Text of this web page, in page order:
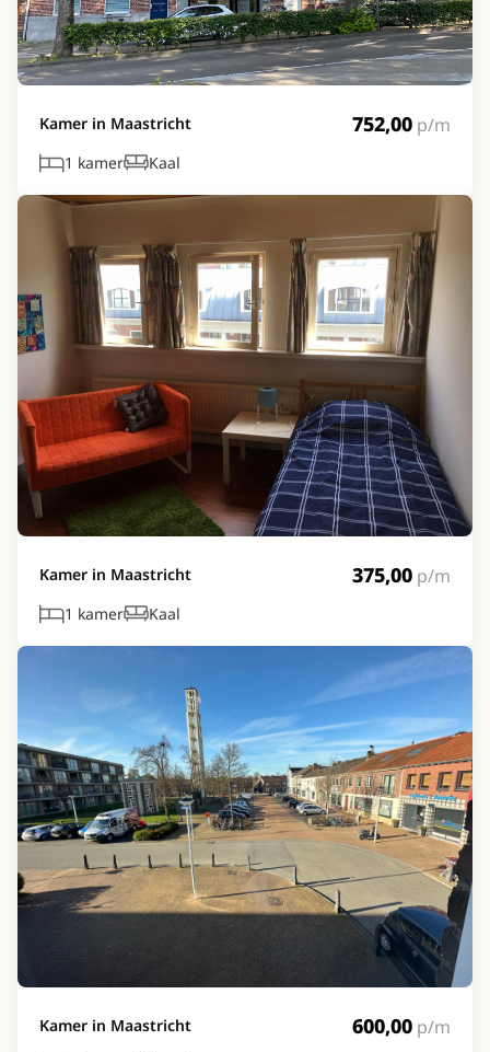
Kamer in Maastricht 752,00 p/m
1 kamer Kaal
Kamer in Maastricht 375,00 p/m
1 kamer Kaal
Kamer in Maastricht 600,00 p/m